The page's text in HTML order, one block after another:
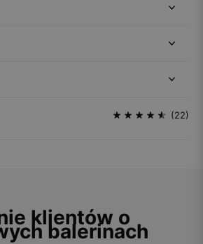
(22)
klientów o
balerinach